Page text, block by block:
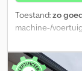
Toestand:zo
machine-/
,
aanhanger, biedt
na bestelling!